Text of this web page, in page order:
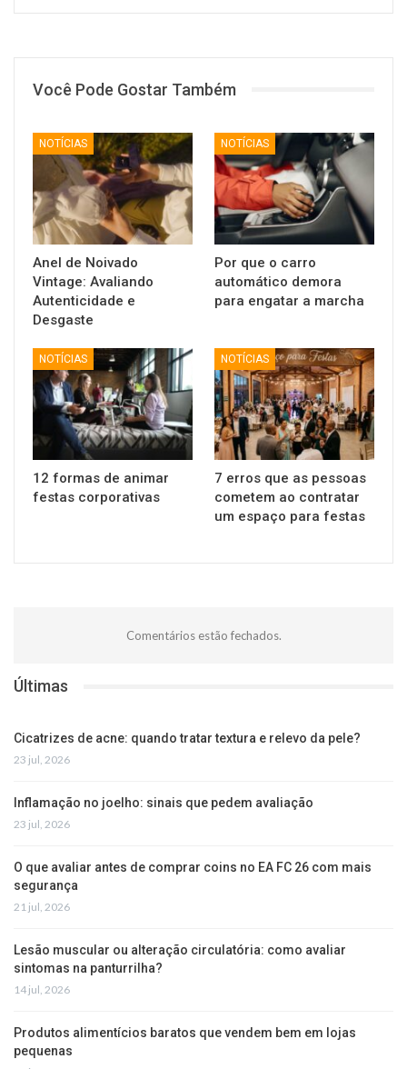
Você Pode Gostar Também
NOTÍCIAS
Anel de Noivado
Vintage: Avaliando
Autenticidade e
Desgaste
NOTÍCIAS
Por que o carro
automático demora
para engatar a marcha
NOTÍCIAS
12 formas de animar
festas corporativas
NOTÍCIAS
7 erros que as pessoas
cometem ao contratar
um espaço para festas
Comentários estão fechados.
Últimas
Cicatrizes de acne: quando tratar textura e relevo da pele?
23 jul, 2026
Inflamação no joelho: sinais que pedem avaliação
23 jul, 2026
O que avaliar antes de comprar coins no EA FC 26 com mais
segurança
21 jul, 2026
Lesão muscular ou alteração circulatória: como avaliar
sintomas na panturrilha?
14 jul, 2026
Produtos alimentícios baratos que vendem bem em lojas
pequenas